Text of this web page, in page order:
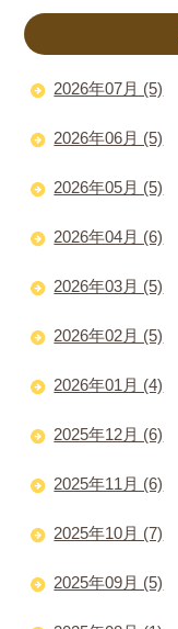
2026年07月 (5)
2026年06月 (5)
2026年05月 (5)
2026年04月 (6)
2026年03月 (5)
2026年02月 (5)
2026年01月 (4)
2025年12月 (6)
2025年11月 (6)
2025年10月 (7)
2025年09月 (5)